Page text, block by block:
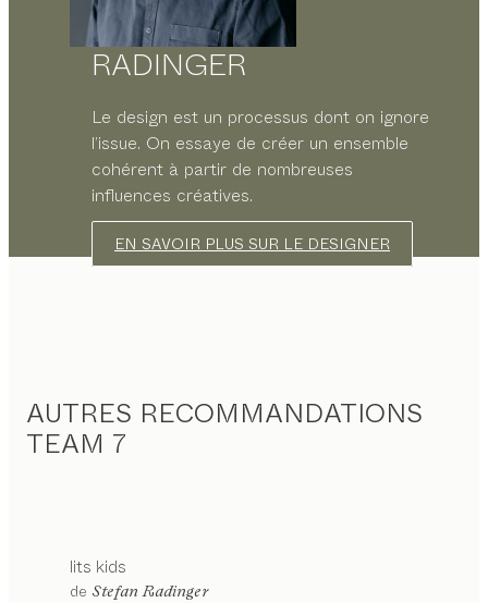
RADINGER
Le design est un processus dont on ignore
l’issue. On essaye de créer un ensemble
cohérent à partir de nombreuses
influences créatives.
EN SAVOIR PLUS SUR LE DESIGNER
AUTRES RECOMMANDATIONS
TEAM 7
lits kids
de Stefan Radinger